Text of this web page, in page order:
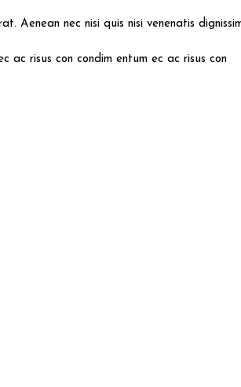
Aenean nec nisi quis nisi venenatis
ac risus con condim entum ec ac risus con